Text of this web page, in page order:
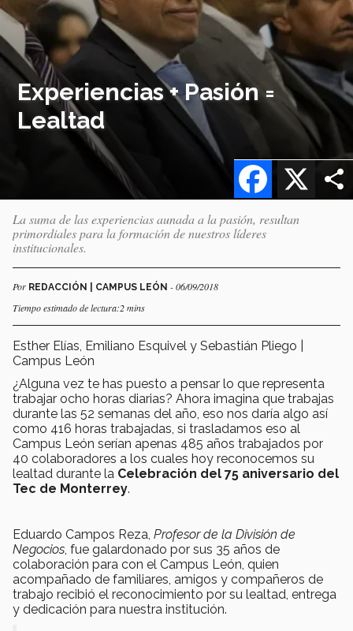
Experiencias + Pasión =
Lealtad
X
Facebook
La suma de las experiencias aunada a la pasión, resultan
primordiales para la formación de nuestros líderes
institucionales.
Por REDACCIÓN | CAMPUS LEÓN - 06/09/2018
Tiempo estimado de lectura:2 mins
Esther Elías, Emiliano Esquivel y Sebastián Pliego |
Campus León
¿Alguna vez te has puesto a pensar lo que representa
trabajar ocho horas diarias? Ahora imagina que trabajas
durante las 52 semanas del año, eso nos daría algo así
como 416 horas trabajadas, si trasladamos eso al
Campus León serían apenas 485 años trabajados por
40 colaboradores a los cuales hoy reconocemos su
lealtad durante la Celebración del 75 aniversario del
Tec de Monterrey.
Eduardo Campos Reza, Profesor de la División de
Negocios , fue galardonado por sus 35 años de
colaboración para con el Campus León, quien
acompañado de familiares, amigos y compañeros de
trabajo recibió el reconocimiento por su lealtad, entrega
y dedicación para nuestra institución.